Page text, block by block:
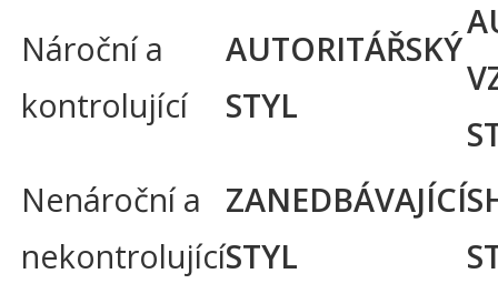
Nároční a
kontrolující
AUTORITÁŘSKÝ
STYL
Nenároční a
nekontrolující
ZANEDBÁVAJÍCÍ
STYL